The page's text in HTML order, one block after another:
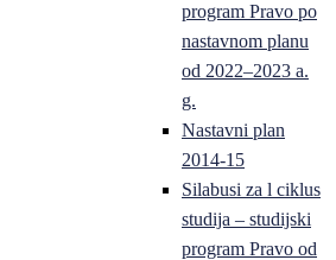
program Pravo po
nastavnom planu
od 2022–2023 a.
g.
Nastavni plan
2014-15
Silabusi za l ciklus
studija – studijski
program Pravo od